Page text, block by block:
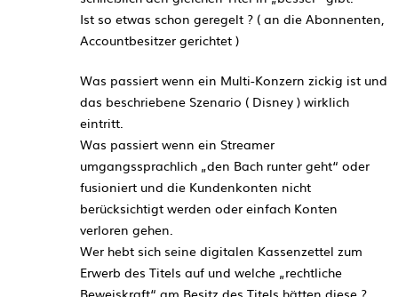
Ist so etwas schon geregelt ? ( an die Abonnenten,
Accountbesitzer gerichtet )
Was passiert wenn ein Multi-Konzern zickig ist und
das beschriebene Szenario ( Disney ) wirklich
eintritt.
Was passiert wenn ein Streamer
umgangssprachlich „den Bach runter geht“ oder
fusioniert und die Kundenkonten nicht
berücksichtigt werden oder einfach Konten
verloren gehen.
Wer hebt sich seine digitalen Kassenzettel zum
Erwerb des Titels auf und welche „rechtliche